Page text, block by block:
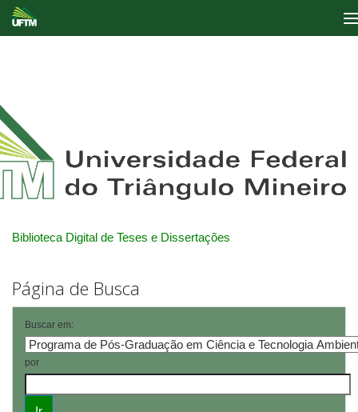
Biblioteca Digital de Teses e Dissertações
Página de Busca
Buscar em:
por